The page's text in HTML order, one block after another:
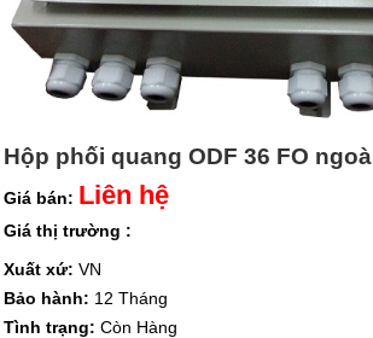
Hộp phối quang ODF 36 FO
Giá bán: Liên hệ
Giá thị trường :
Xuất xứ: VN
Bảo hành: 12 Tháng
Tình trạng: Còn Hàng